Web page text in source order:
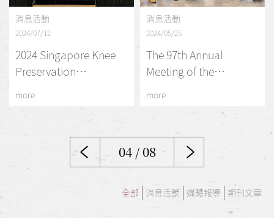
消息活動
2024/07/12
2024 Singapore Knee
Preservation
more
消息活動
2024/05/25
The 97th Annual
Meeting of the
Association
more
04 / 08
全部 消息活動 媒體報導 期刊文章